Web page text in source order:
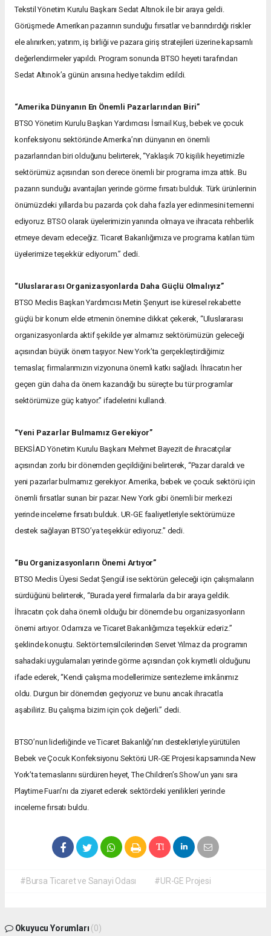
Tekstil Yönetim Kurulu Başkanı Sedat Altınok ile bir araya geldi.
Görüşmede Amerikan pazarının sunduğu fırsatlar ve barındırdığı riskler
ele alınırken; yatırım, iş birliği ve pazara giriş stratejileri üzerine kapsamlı
değerlendirmeler yapıldı. Program sonunda BTSO heyeti tarafından
Sedat Altınok’a günün anısına hediye takdim edildi.
“Amerika Dünyanın En Önemli Pazarlarından Biri”
BTSO Yönetim Kurulu Başkan Yardımcısı İsmail Kuş, bebek ve çocuk
konfeksiyonu sektöründe Amerika’nın dünyanın en önemli
pazarlarından biri olduğunu belirterek, “Yaklaşık 70 kişilik heyetimizle
sektörümüz açısından son derece önemli bir programa imza attık. Bu
pazarın sunduğu avantajları yerinde görme fırsatı bulduk. Türk ürünlerinin
önümüzdeki yıllarda bu pazarda çok daha fazla yer edinmesini temenni
ediyoruz. BTSO olarak üyelerimizin yanında olmaya ve ihracata rehberlik
etmeye devam edeceğiz. Ticaret Bakanlığımıza ve programa katılan tüm
üyelerimize teşekkür ediyorum.” dedi.
“Uluslararası Organizasyonlarda Daha Güçlü Olmalıyız”
BTSO Meclis Başkan Yardımcısı Metin Şenyurt ise küresel rekabette
güçlü bir konum elde etmenin önemine dikkat çekerek, “Uluslararası
organizasyonlarda aktif şekilde yer almamız sektörümüzün geleceği
açısından büyük önem taşıyor. New York’ta gerçekleştirdiğimiz
temaslar, firmalarımızın vizyonuna önemli katkı sağladı. İhracatın her
geçen gün daha da önem kazandığı bu süreçte bu tür programlar
sektörümüze güç katıyor.” ifadelerini kullandı.
“Yeni Pazarlar Bulmamız Gerekiyor”
BEKSİAD Yönetim Kurulu Başkanı Mehmet Bayezit de ihracatçılar
açısından zorlu bir dönemden geçildiğini belirterek, “Pazar daraldı ve
yeni pazarlar bulmamız gerekiyor. Amerika, bebek ve çocuk sektörü için
önemli fırsatlar sunan bir pazar. New York gibi önemli bir merkezi
yerinde inceleme fırsatı bulduk. UR-GE faaliyetleriyle sektörümüze
destek sağlayan BTSO’ya teşekkür ediyoruz.” dedi.
“Bu Organizasyonların Önemi Artıyor”
BTSO Meclis Üyesi Sedat Şengül ise sektörün geleceği için çalışmaların
sürdüğünü belirterek, “Burada yerel firmalarla da bir araya geldik.
İhracatın çok daha önemli olduğu bir dönemde bu organizasyonların
önemi artıyor. Odamıza ve Ticaret Bakanlığımıza teşekkür ederiz.”
şeklinde konuştu. Sektör temsilcilerinden Servet Yılmaz da programın
sahadaki uygulamaları yerinde görme açısından çok kıymetli olduğunu
ifade ederek, “Kendi çalışma modellerimize sentezleme imkânımız
oldu. Durgun bir dönemden geçiyoruz ve bunu ancak ihracatla
aşabiliriz. Bu çalışma bizim için çok değerli.” dedi.
BTSO’nun liderliğinde ve Ticaret Bakanlığı’nın destekleriyle yürütülen
Bebek ve Çocuk Konfeksiyonu Sektörü UR-GE Projesi kapsamında New
York’ta temaslarını sürdüren heyet, The Children’s Show’un yanı sıra
Playtime Fuarı’nı da ziyaret ederek sektördeki yenilikleri yerinde
inceleme fırsatı buldu.
#Bursa Ticaret ve Sanayi Odası #UR-GE Projesi
Okuyucu Yorumları (0)